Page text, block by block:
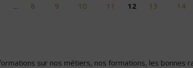
… 8 9 10 11 12 13 14
sur nos métiers, nos formations, les bonnes